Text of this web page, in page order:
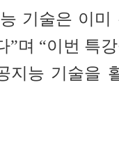
기술은 이
”며 “이번 특
지능 기술을